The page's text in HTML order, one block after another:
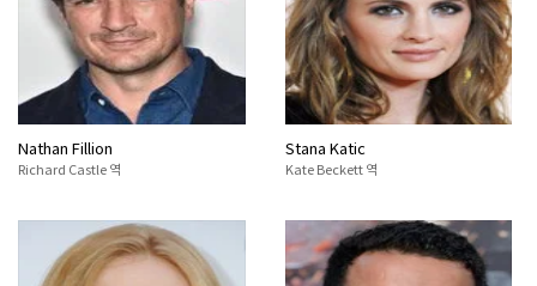
Nathan Fillion
Richard Castle 역
Stana Katic
Kate Beckett 역